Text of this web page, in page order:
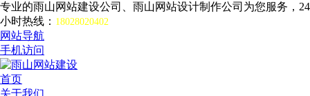
专业的雨山网站建设公司、雨山网站设计制作公司为您服务，24
小时热线： 18028020402
网站导航
手机访问
首页
关于我们